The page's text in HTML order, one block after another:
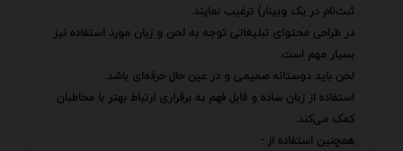
ثبت‌نام در یک وبینار) ترغیب نمایند.
در طراحی محتوای تبلیغاتی توجه به لحن و زبان مورد استفاده نیز
بسیار مهم است.
لحن باید دوستانه صمیمی و در عین حال حرفه‌ای باشد.
استفاده از زبان ساده و قابل فهم به برقراری ارتباط بهتر با مخاطبان
کمک می‌کند.
همچنین استفاده از -